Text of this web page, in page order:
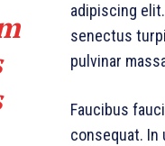
adipiscing
senectus
pulvinar
Faucibus
consequat.